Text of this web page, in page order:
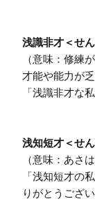
浅識非才＜せ
（意味：修練
才能や能力が乏
「浅識非才な
浅知短才＜せ
（意味：あさ
「浅知短才の
りがとうござい